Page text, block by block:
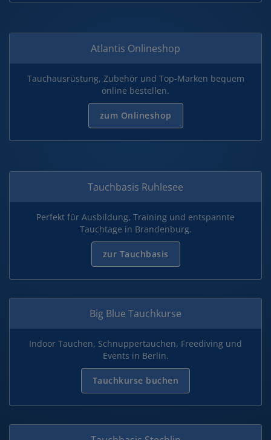
Atlantis Onlineshop
Tauchausrüstung, Zubehör und Top-Marken bequem
online bestellen.
zum Onlineshop
Tauchbasis Ruhlesee
Perfekt für Ausbildung, Training und entspannte
Tauchtage in Brandenburg.
zur Tauchbasis
Big Blue Tauchkurse
Indoor Tauchen, Schnuppertauchen, Freediving und
Events in Berlin.
Tauchkurse buchen